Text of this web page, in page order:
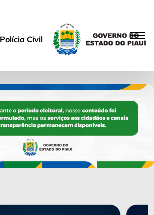
Polícia Civil